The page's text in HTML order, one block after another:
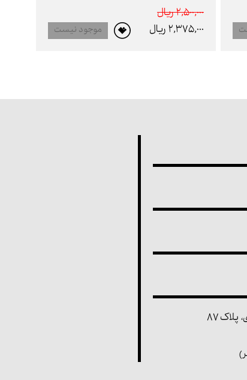
2,500,000 ريال
2,375,000 ريال
موجود نیست
۸۷